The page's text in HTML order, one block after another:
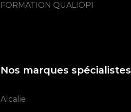
FORMATION QUALIOPI
Nos marques spécialistes
Alcalie